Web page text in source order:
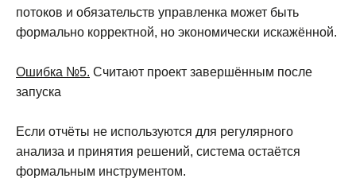
потоков и обязательств управленка может быть
формально корректной, но экономически искажённой.
Ошибка №5. Считают проект завершённым после
запуска
Если отчёты не используются для регулярного
анализа и принятия решений, система остаётся
формальным инструментом.